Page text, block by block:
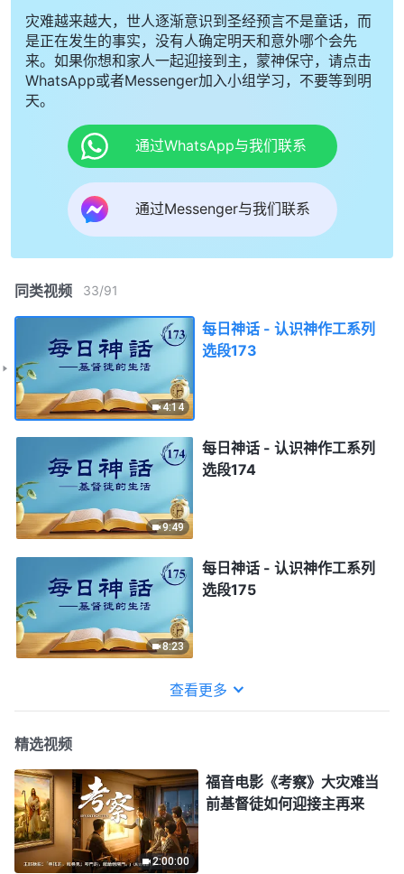
灾难越来越大，世人逐渐意识到圣经预言不是童话，而
是正在发生的事实，没有人确定明天和意外哪个会先
来。如果你想和家人一起迎接到主，蒙神保守，请点击
WhatsApp或者Messenger加入小组学习，不要等到明
天。
通过WhatsApp与我们联系
通过Messenger与我们联系
同类视频 33/91
4:14
每日神话 - 认识神作工系列
选段173
9:49
每日神话 - 认识神作工系列
选段174
8:23
每日神话 - 认识神作工系列
选段175
查看更多
精选视频
2:00:00
福音电影《考察》大灾难当
前基督徒如何迎接主再来